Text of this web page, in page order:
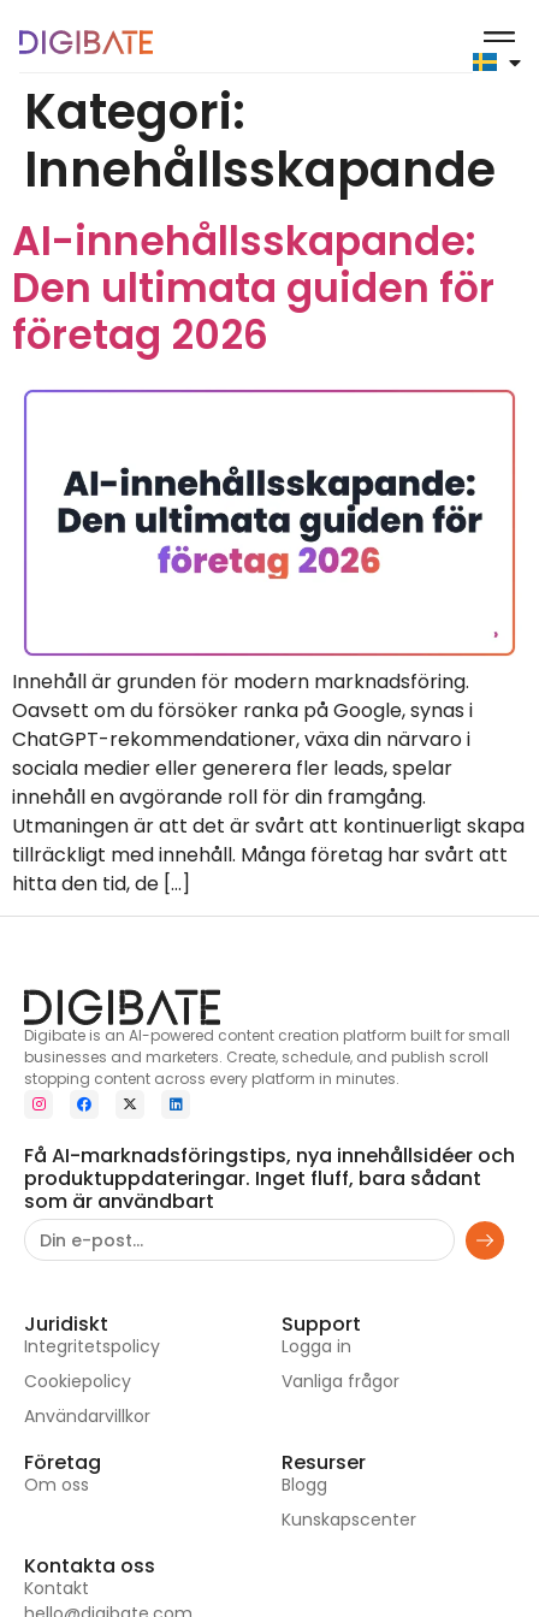
Kategori:
Innehållsskapande
AI-innehållsskapande:
Den ultimata guiden för
företag 2026
Innehåll är grunden för modern marknadsföring.
Oavsett om du försöker ranka på Google, synas i
ChatGPT-rekommendationer, växa din närvaro i
sociala medier eller generera fler leads, spelar
innehåll en avgörande roll för din framgång.
Utmaningen är att det är svårt att kontinuerligt skapa
tillräckligt med innehåll. Många företag har svårt att
hitta den tid, de […]
Digibate is an AI-powered content creation platform built for small
businesses and marketers. Create, schedule, and publish scroll
stopping content across every platform in minutes.
Få AI-marknadsföringstips, nya innehållsidéer och
produktuppdateringar. Inget fluff, bara sådant
som är användbart
Juridiskt
Integritetspolicy
Cookiepolicy
Användarvillkor
Support
Logga in
Vanliga frågor
Företag
Om oss
Resurser
Blogg
Kunskapscenter
Kontakta oss
Kontakt